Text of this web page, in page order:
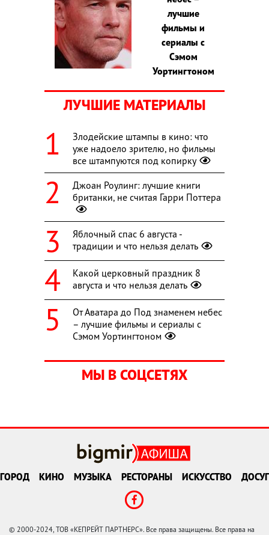
лучшие
фильмы и
сериалы с
Сэмом
Уортингтоном
ЛУЧШИЕ МАТЕРИАЛЫ
Злодейские штампы в кино: что
уже надоело зрителю, но фильмы
все штампуются под копирку
Джоан Роулинг: лучшие книги
британки, не считая Гарри Поттера
Яблочный спас 6 августа -
традиции и что нельзя делать
Какой церковный праздник 8
августа и что нельзя делать
От Аватара до Под знаменем небес
– лучшие фильмы и сериалы с
Сэмом Уортингтоном
МЫ В СОЦСЕТЯХ
ГОРОД КИНО МУЗЫКА РЕСТОРАНЫ ИСКУССТВО ДОСУГ
© 2000-2024, ТОВ «КЕПРЕЙТ ПАРТНЕРС». Все права защищены. Все права на